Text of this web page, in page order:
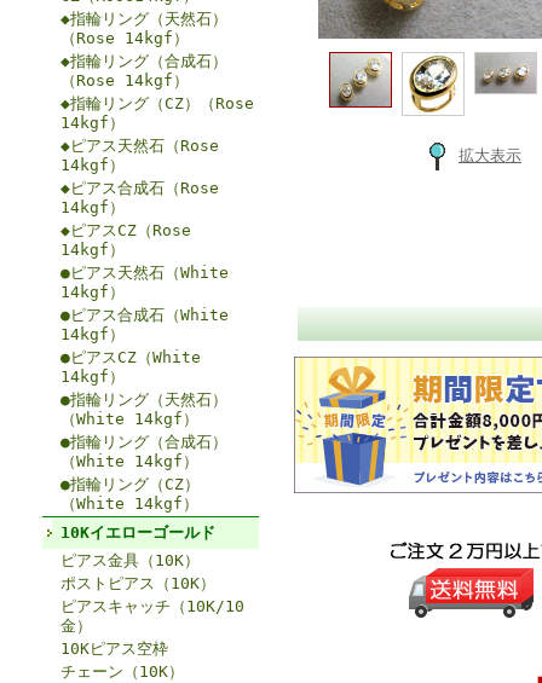
◆指輪リング（天然石）
（Rose 14kgf）
◆指輪リング（合成石）
（Rose 14kgf）
◆指輪リング（CZ）（Rose
14kgf）
◆ピアス天然石（Rose
14kgf）
◆ピアス合成石（Rose
14kgf）
◆ピアスCZ（Rose
14kgf）
●ピアス天然石（White
14kgf）
●ピアス合成石（White
14kgf）
●ピアスCZ（White
14kgf）
●指輪リング（天然石）
（White 14kgf）
●指輪リング（合成石）
（White 14kgf）
●指輪リング（CZ）
（White 14kgf）
10Kイエローゴールド
ピアス金具（10K）
ポストピアス（10K）
ピアスキャッチ（10K/10
金）
10Kピアス空枠
チェーン（10K）
拡大表示